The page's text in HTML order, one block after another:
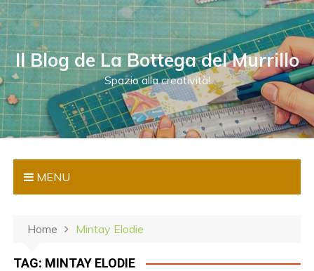
S
a
a
a
l
c
Il Blog de La Bottega del Murrillo
Spazio alla creatività!
MENU
Home Mintay Elodie
TAG: MINTAY ELODIE